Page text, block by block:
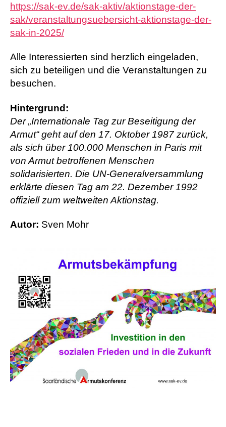
https://sak-ev.de/sak-aktiv/aktionstage-der-
sak/veranstaltungsuebersicht-aktionstage-der-
sak-in-2025/
Alle Interessierten sind herzlich eingeladen,
sich zu beteiligen und die Veranstaltungen zu
besuchen.
Hintergrund:
Der „Internationale Tag zur Beseitigung der
Armut“ geht auf den 17. Oktober 1987 zurück,
als sich über 100.000 Menschen in Paris mit
von Armut betroffenen Menschen
solidarisierten. Die UN-Generalversammlung
erklärte diesen Tag am 22. Dezember 1992
offiziell zum weltweiten Aktionstag.
Autor: Sven Mohr